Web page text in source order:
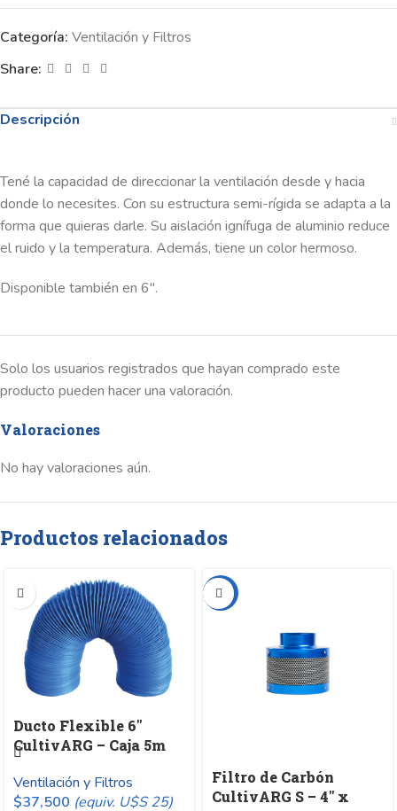
Categoría: Ventilación y Filtros
Share:
Descripción
Tené la capacidad de direccionar la ventilación desde y hacia
donde lo necesites. Con su estructura semi-rígida se adapta a la
forma que quieras darle. Su aislación ignífuga de aluminio reduce
el ruido y la temperatura. Además, tiene un color hermoso.
Disponible también en 6″.
Valoraciones
No hay valoraciones aún.
Solo los usuarios registrados que hayan comprado este
producto pueden hacer una valoración.
Productos relacionados
Ducto Flexible 6″
CultivARG – Caja 5m
Ventilación y Filtros
$37,500 (equiv. U$S 25)
-20%
Filtro de Carbón
CultivARG S – 4″ x